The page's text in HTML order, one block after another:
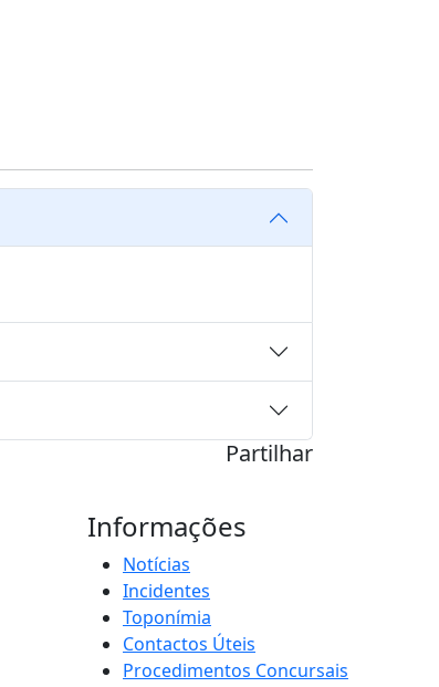
Partilhar
Informações
Notícias
Incidentes
Toponímia
Contactos Úteis
Procedimentos Concursais